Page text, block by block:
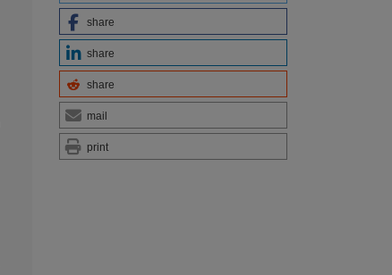
share
share
share
mail
print